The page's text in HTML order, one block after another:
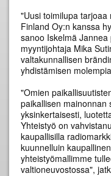
"Uusi toimilupa
Finland Oy:n kanssa
sanoo Iskelmä
myyntijohtaja Mika
valtakunnallisen
yhdistämisen
"Omien
paikallisen mainonnan
yksinkertaisesti,
Yhteistyö on
kaupallisilla
kuunnelluin
yhteistyömallimme
valtioneuvostossa",